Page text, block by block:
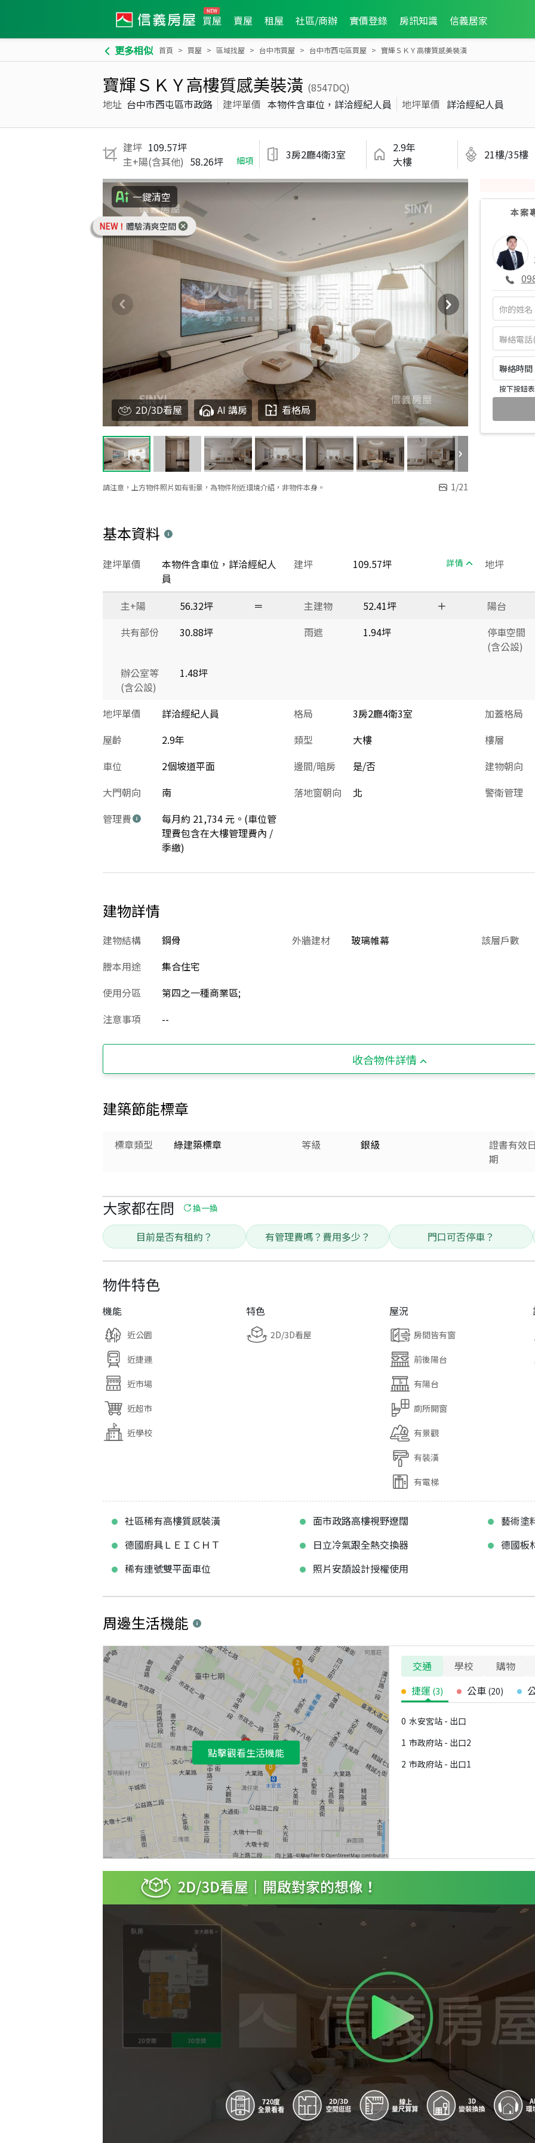
買屋 賣屋 租屋 社區/商辦 實價登錄 房訊知識 信義居家
更多相似 首頁 買屋 區域找屋 台中市買屋 台中市西屯區買屋 寶輝ＳＫＹ高樓質感美裝潢
寶輝ＳＫＹ高樓質感美裝潢 (8547DQ)
地址 台中市西屯區市政路 建坪單價 本物件含車位，詳洽經紀人員 地坪單價 詳洽經紀人員
建坪 109.57坪
主+陽(含其他) 58.26坪 細項 3房2廳4衛3室
2.9年
大樓
21樓/35樓
一鍵清空
NEW！ 體驗清爽空間
請注意，上方物件照片如有街景，為物件附近環境介紹，非物件本身。 1/21
2D/3D看屋 AI 講房 看格局
本案
聯絡時
按下按鈕
基本資料
建坪 109.57坪 詳情
建坪單價
本物件含車位，詳洽經紀人
員
地坪
主+陽 56.32坪 ＝ 主建物 52.41坪 ＋
陽台
共有部份
30.88坪 雨遮 1.94坪
停車空間
(含公設)
辦公室等
(含公設)
1.48坪
地坪單價 詳洽經紀人員 格局 3房2廳4衛3室
加蓋格局
屋齡
2.9年 類型 大樓
樓層
車位
2個坡道平面 邊間/暗房 是/否
建物朝向
大門朝向
南 落地窗朝向 北
警衛管理
管理費
每月約 21,734 元。(車位管
理費包含在大樓管理費內 /
季繳)
建物詳情
建物結構 鋼骨 外牆建材 玻璃帷幕
該層戶數
謄本用途
集合住宅
使用分區
第四之一種商業區;
注意事項
--
收合物件詳情
建築節能標章
標章類型 綠建築標章 等級 銀級
證書有效
期
大家都在問 換一換
目前是否有租約？ 有管理費嗎？費用多少？ 門口可否停車？
物件特色
機能
近公園
近捷運
近市場
近超市
近學校
特色
2D/3D看屋
屋況
房間皆有窗
前後陽台
有陽台
廁所開窗
有景觀
有裝潢
有電梯
社區稀有高樓質感裝潢 面市政路高樓視野遼闊
藝術塗
德國廚具ＬＥＩＣＨＴ
日立冷氣跟全熱交換器
德國板
稀有連號雙平面車位
照片安頡設計授權使用
周邊生活機能
點擊觀看生活機能
交通 學校
購物
捷運 (3) 公車 (20)
0 水安宮站 - 出口
1 市政府站 - 出口2
2 市政府站 - 出口1